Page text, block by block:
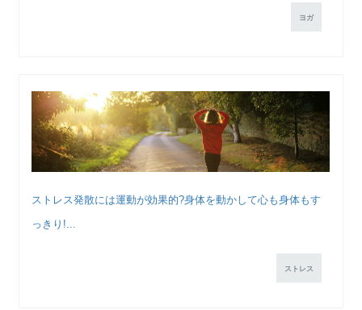
ヨガ
ストレス発散には運動が効果的?身体を動かして心も身体もす
っきり!...
ストレス